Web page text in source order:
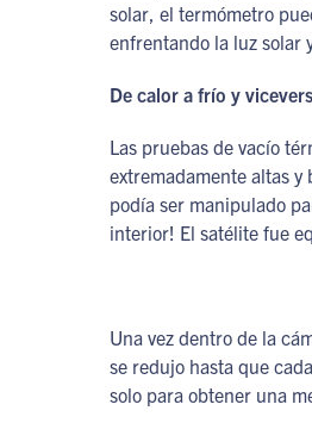
solar, el termómetro
enfrentando la luz solar
De calor a frío y
Las pruebas de vacío
extremadamente altas
podía ser manipulado
interior! El satélite fue
Una vez dentro de la
se redujo hasta que
solo para obtener una